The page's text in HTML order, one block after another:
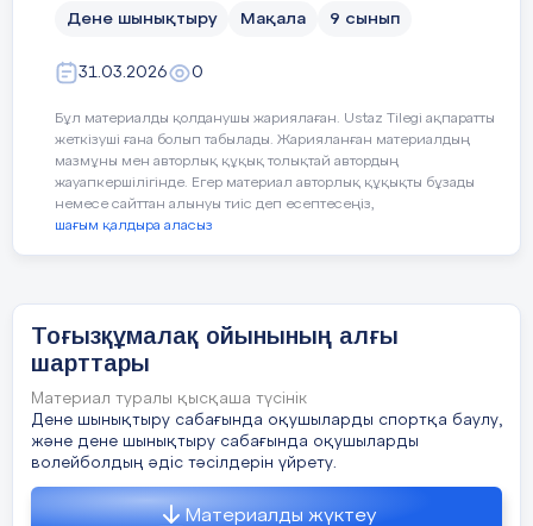
көрсетеді, содан кейін оның мәніне назар
түсіндіреді. Оқушының бойында үйретілетін
қалыптасу үшін, көрсету мен түсіндіру әдісін
кезектестіруге болады. Тәсілмен жалпы
таныстырып алған соң, оқушы оны іс жүзінде
орындап көруі керек.
Техникалық тәсілдерді бекіту үшін қозғалмалы
кезінде көп рет қайталау керек және сол оқу-
үйрену ойындарында әрбір оқушыға нақты
тапсырмалар беріледі. Міне сондықтан, сабақ
кезінде нақты ойын әрекеттерін орындауға
қажет арнайы тәсілдерді жетілдіруге
бағытталған оқушының дербес жұмысына
баса назар аударылады. Сонымен қатар,
техникалық тәсілдерді шыңдау жұмыстарын,
оқушылардың дене дайындықтарымен
Дене шынықтыру Мақала 9 сынып
31.03.2026 0
Бұл материалды қолданушы жариялаған. Ustaz Tilegi ақпаратты
жеткізуші ғана болып табылады. Жарияланған материалдың
мазмұны мен авторлық құқық толықтай автордың
жауапкершілігінде. Егер материал авторлық құқықты бұзады
немесе сайттан алынуы тиіс деп есептесеңіз,
шағым қалдыра аласыз
Тоғызқұмалақ ойынының алғы
шарттары
Материал туралы қысқаша түсінік
Дене шынықтыру сабағында оқушыларды спортқа баулу,
және дене шынықтыру сабағында оқушыларды
волейболдың әдіс тәсілдерін үйрету.
Материалды жүктеу